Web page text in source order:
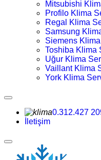
Mitsubishi
Profilo Klima
Regal Klima
Samsung
Siemens
Toshiba Klima
Uğur Klima
Vaillant Klima
York Klima
0.312.427
İletişim